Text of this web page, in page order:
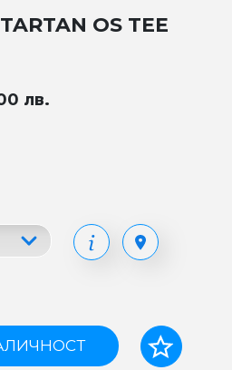
OS TEE
лв.